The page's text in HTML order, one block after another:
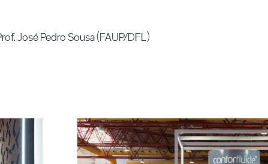
José Pedro Sousa (FAUP/DFL)